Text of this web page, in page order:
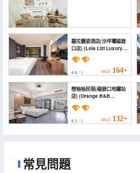
重慶憑欄望古民宿
(Chongqingqinglanwangguminshuku)
HKD 96+
羅拉麗姿酒店(沙坪壩磁器
口店) (Lola Lizi Luxury
Hotel Apartment
(Chongqing Ciqikou
Branch))
4.6 / 5 HKD 164+
橙柚柚民宿(磁器口地鐵站
店) (Orange B&B
Station))
4.5 / 5 HKD 132+
常見問題